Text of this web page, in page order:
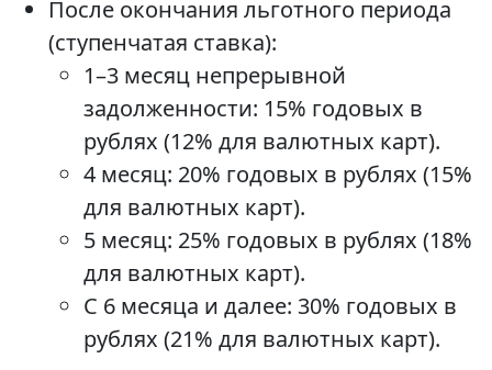
После окончания льготного периода
(ступенчатая ставка):
1–3 месяц непрерывной
задолженности: 15% годовых в
рублях (12% для валютных карт).
4 месяц: 20% годовых в рублях (15%
для валютных карт).
5 месяц: 25% годовых в рублях (18%
для валютных карт).
С 6 месяца и далее: 30% годовых в
рублях (21% для валютных карт).